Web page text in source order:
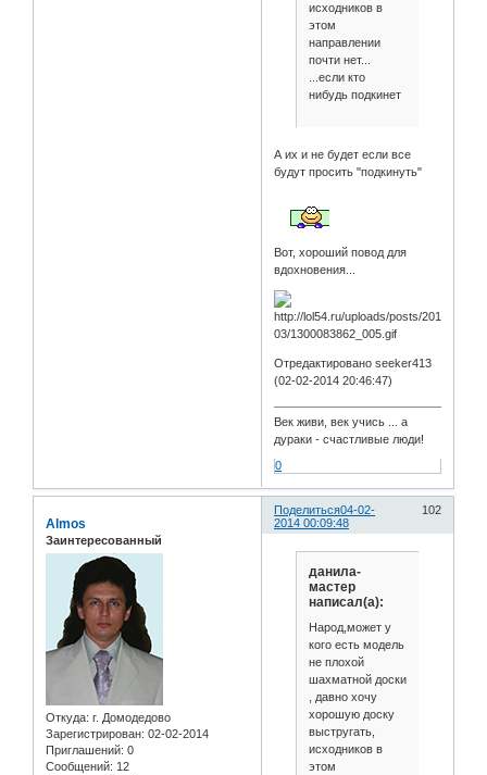
исходников в
этом
направлении
почти нет...
...если кто
нибудь подкинет
А их и не будет если все
будут просить "подкинуть"
Вот, хороший повод для
вдохновения...
Отредактировано seeker413
(02-02-2014 20:46:47)
Век живи, век учись ... а
дураки - счастливые люди!
0
Поделиться 102
04-02-
2014 00:09:48
Almos
Заинтересованный
Откуда: г. Домодедово
Зарегистрирован: 02-02-2014
Приглашений: 0
Сообщений: 12
данила-
мастер
написал(а):
Народ,может у
кого есть модель
не плохой
шахматной доски
, давно хочу
хорошую доску
выстругать,
исходников в
этом